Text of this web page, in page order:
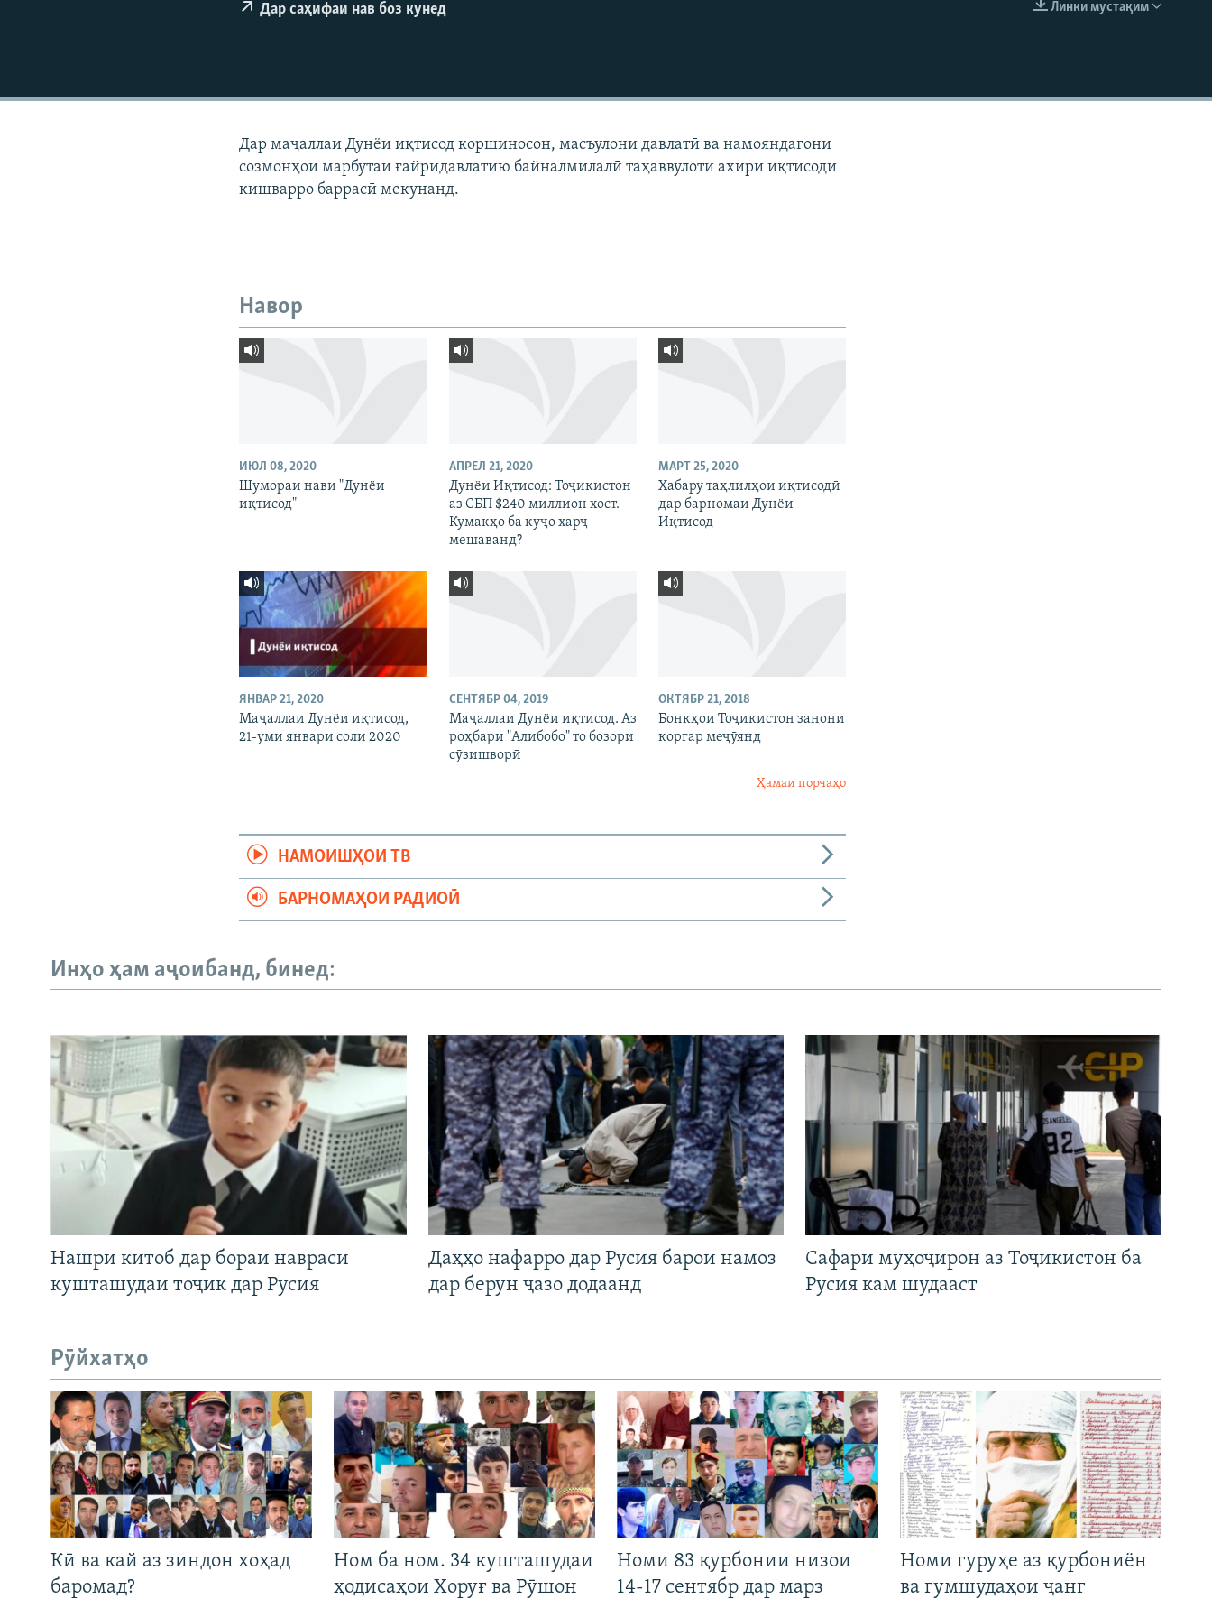
EMBED
Линки мустақим
Дар саҳифаи нав боз кунед
Дар маҷаллаи Дунёи иқтисод коршиносон, масъулони давлатӣ ва намояндагони
созмонҳои марбутаи ғайридавлатию байналмилалӣ таҳаввулоти ахири иқтисоди
кишварро баррасӣ мекунанд.
Навор
ИЮЛ 08, 2020
Шумораи нави "Дунёи
иқтисод"
АПРЕЛ 21, 2020
Дунёи Иқтисод: Тоҷикистон
аз СБП $240 миллион хост.
Кумакҳо ба куҷо харҷ
мешаванд?
МАРТ 25, 2020
Хабару таҳлилҳои иқтисодӣ
дар барномаи Дунёи
Иқтисод
ЯНВАР 21, 2020
Маҷаллаи Дунёи иқтисод,
21-уми январи соли 2020
СЕНТЯБР 04, 2019
Маҷаллаи Дунёи иқтисод. Аз
роҳбари "Алибобо" то бозори
сӯзишворӣ
ОКТЯБР 21, 2018
Бонкҳои Тоҷикистон занони
коргар меҷӯянд
Ҳамаи порчаҳо
НАМОИШҲОИ ТВ
БАРНОМАҲОИ РАДИОӢ
Инҳо ҳам аҷоибанд, бинед:
Нашри китоб дар бораи навраси
кушташудаи тоҷик дар Русия
Даҳҳо нафарро дар Русия барои намоз
дар берун ҷазо додаанд
Сафари муҳоҷирон аз Тоҷикистон ба
Русия кам шудааст
Рӯйхатҳо
Кӣ ва кай аз зиндон хоҳад
баромад?
Ном ба ном. 34 кушташудаи
ҳодисаҳои Хоруғ ва Рӯшон
Номи 83 қурбонии низои
14-17 сентябр дар марз
Номи гуруҳе аз қурбониён
ва гумшудаҳои ҷанг